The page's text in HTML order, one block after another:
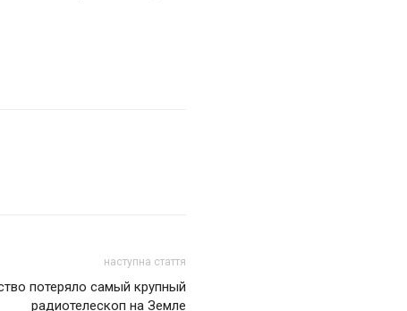
наступна стаття
потеряло самый крупный
радиотелескоп на Земле